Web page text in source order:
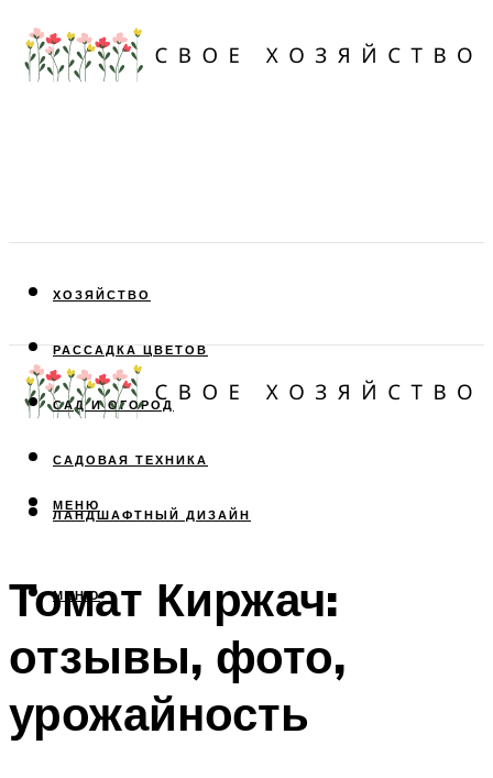
ХОЗЯЙСТВО
РАССАДКА ЦВЕТОВ
САД И ОГОРОД
САДОВАЯ ТЕХНИКА
ЛАНДШАФТНЫЙ ДИЗАЙН
МЕНЮ
МЕНЮ
Томат Киржач:
отзывы, фото,
урожайность